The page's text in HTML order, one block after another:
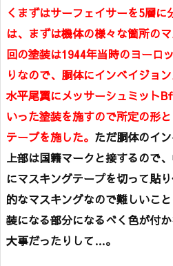
くまずはサーフェイサーを5層
は、まずは機体の様々な箇所の
回の塗装は1944年当時のヨーロ
りなので、胴体にインベイジョ
水平尾翼にメッサーシュミット
いった塗装を施すので所定の形
テープを施した。 ただ胴体のイ
上部は国籍マークと接するので
にマスキングテープを切って貼
的なマスキングなので難しいこ
装になる部分になるべく色が付
大事だったりして…。